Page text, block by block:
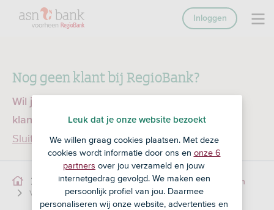
Nog geen klant bij RegioBank?
Wil je een product openen en ben je nog geen
klant bij RegioBank?Ga dan naar ASN Bank
Sluiten
Inloggen
Zakelijk sparen en pensioen MeerKeuze Sparen
Voorwaarden
Leuk dat je onze website bezoekt
We willen graag cookies plaatsen. Met deze
cookies wordt informatie door ons en onze 6
partners over jou verzameld en jouw
internetgedrag gevolgd. We maken een
persoonlijk profiel van jou. Daarmee
personaliseren wij onze website, advertenties en